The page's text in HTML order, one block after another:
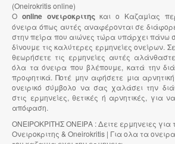
(Oneirokritis online)
Ο online ονειροκριτηςκαι ο Καζαμίας
όνειρα όπως αυτές αναφέρονται σε
στην πείρα που αιώνες τώρα υπάρχει πάνω
δίνουμε τις καλύτερες ερμηνείες ονείρων.
θεωρήσετε τις ερμηνείες αυτές
όλα τα όνειρα που βλέπουμε, κατά την
προφητικά. Ποτέ μην αφήσετε μια
ονειρικό σύμβολο να σας χαλάσει την
στις ερμηνείες, θετικές ή αρνητικές, για
απόφαση.
ΟΝΕΙΡΟΚΡΙΤΗΣ ΟΝΕΙΡΑ : Δειτε ερμηνειες για
Ονειροκριτης & Oneirokritis | Για ολα τα